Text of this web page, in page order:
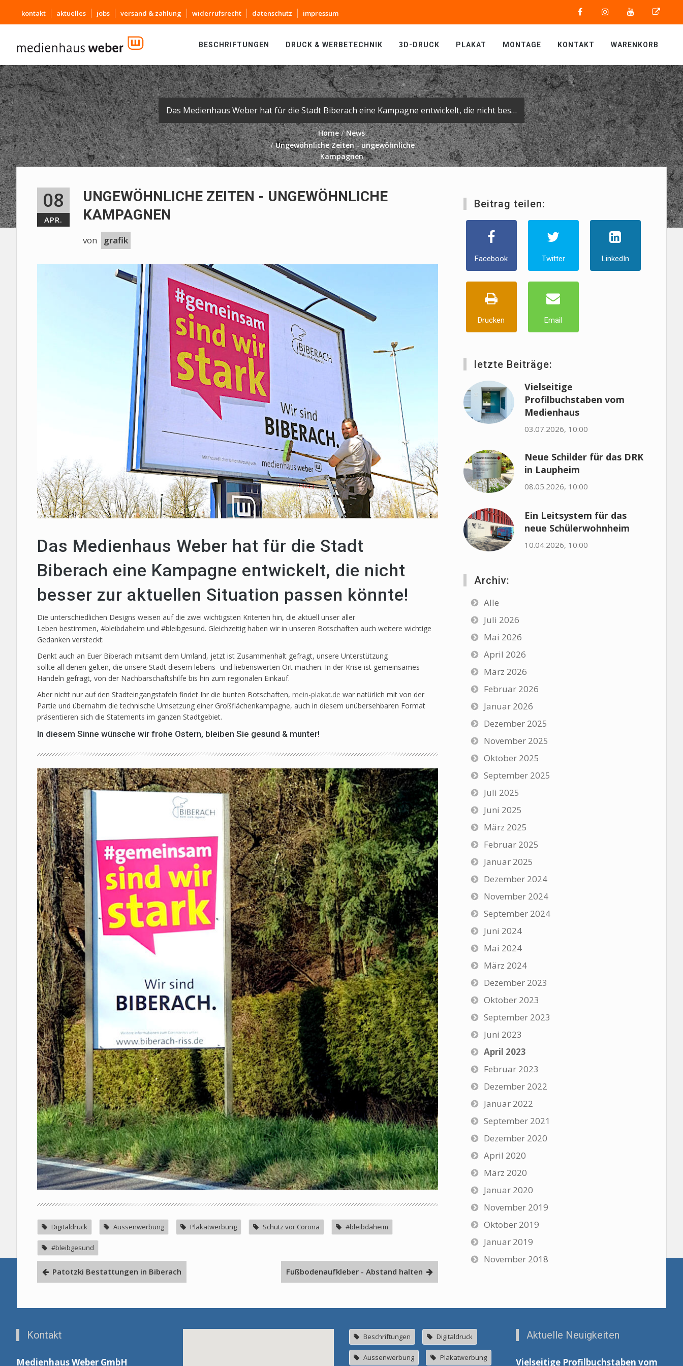
kontakt aktuelles jobs versand & zahlung widerrufsrecht datenschutz impressum
BESCHRIFTUNGEN DRUCK & WERBETECHNIK 3D-DRUCK PLAKAT MONTAGE KONTAKT WARENKORB
Das Medienhaus Weber hat für die Stadt Biberach eine Kampagne entwickelt, die nicht besser zur aktuellen Situation passen könnte.
Home
News
Ungewöhnliche Zeiten - ungewöhnliche
Kampagnen
08
APR.
UNGEWÖHNLICHE ZEITEN - UNGEWÖHNLICHE
KAMPAGNEN
von grafik
Das Medienhaus Weber hat für die Stadt
Biberach eine Kampagne entwickelt, die nicht
besser zur aktuellen Situation passen könnte!
Die unterschiedlichen Designs weisen auf die zwei wichtigsten Kriterien hin, die aktuell unser aller
Leben bestimmen, #bleibdaheim und #bleibgesund. Gleichzeitig haben wir in unseren Botschaften auch weitere wichtige
Gedanken versteckt:
Denkt auch an Euer Biberach mitsamt dem Umland, jetzt ist Zusammenhalt gefragt, unsere Unterstützung
sollte all denen gelten, die unsere Stadt diesem lebens- und liebenswerten Ort machen. In der Krise ist gemeinsames
Handeln gefragt, von der Nachbarschaftshilfe bis hin zum regionalen Einkauf.
Aber nicht nur auf den Stadteingangstafeln findet Ihr die bunten Botschaften, mein-plakat.de war natürlich mit von der
Partie und übernahm die technische Umsetzung einer Großflächenkampagne, auch in diesem unübersehbaren Format
präsentieren sich die Statements im ganzen Stadtgebiet.
In diesem Sinne wünsche wir frohe Ostern, bleiben Sie gesund & munter!
Digitaldruck Aussenwerbung Plakatwerbung Schutz vor Corona #bleibdaheim
#bleibgesund
Patotzki Bestattungen in Biberach Fußbodenaufkleber - Abstand halten
Beitrag teilen:
Facebook Twitter LinkedIn
Drucken Email
letzte Beiträge:
Vielseitige
Profilbuchstaben vom
Medienhaus
03.07.2026, 10:00
Neue Schilder für das DRK
in Laupheim
08.05.2026, 10:00
Ein Leitsystem für das
neue Schülerwohnheim
10.04.2026, 10:00
Archiv:
Alle
Juli 2026
Mai 2026
April 2026
März 2026
Februar 2026
Januar 2026
Dezember 2025
November 2025
Oktober 2025
September 2025
Juli 2025
Juni 2025
März 2025
Februar 2025
Januar 2025
Dezember 2024
November 2024
September 2024
Juni 2024
Mai 2024
März 2024
Dezember 2023
Oktober 2023
September 2023
Juni 2023
April 2023
Februar 2023
Dezember 2022
Januar 2022
September 2021
Dezember 2020
April 2020
März 2020
Januar 2020
November 2019
Oktober 2019
Januar 2019
November 2018
Kontakt
Medienhaus Weber GmbH
Beschriftungen Digitaldruck
Aussenwerbung Plakatwerbung
Aktuelle Neuigkeiten
Vielseitige Profilbuchstaben vom